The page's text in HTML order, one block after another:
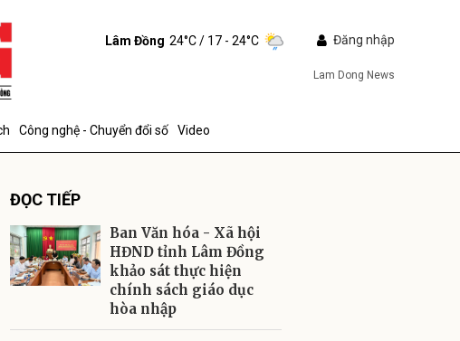
Lâm Đồng 24°C/ 17 - 24°C Đăng nhập
Lam Dong News
Công nghệ - Chuyển đổi số Video
ĐỌC TIẾP
Ban Văn hóa - Xã hội
HĐND tỉnh Lâm Đồng
khảo sát thực hiện
chính sách giáo dục
hòa nhập